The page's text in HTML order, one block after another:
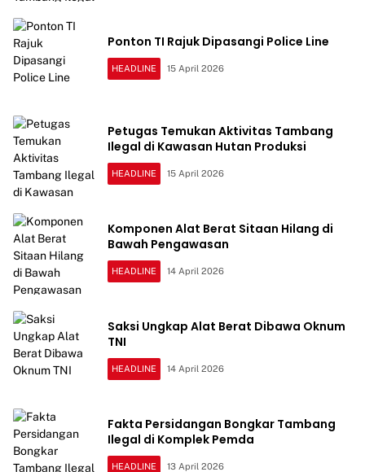
Ponton TI Rajuk Dipasangi Police Line
HEADLINE 15 April 2026
Petugas Temukan Aktivitas Tambang
Ilegal di Kawasan Hutan Produksi
HEADLINE 15 April 2026
Komponen Alat Berat Sitaan Hilang di
Bawah Pengawasan
HEADLINE 14 April 2026
Saksi Ungkap Alat Berat Dibawa Oknum
TNI
HEADLINE 14 April 2026
Fakta Persidangan Bongkar Tambang
Ilegal di Komplek Pemda
HEADLINE 13 April 2026